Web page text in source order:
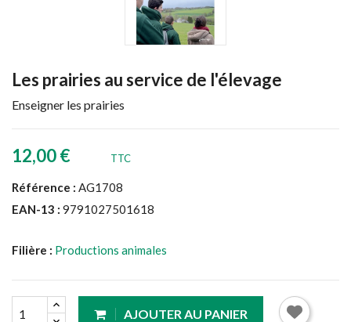
Les prairies au service de l'élevage
Enseigner les prairies
12,00 € TTC
Référence : AG1708
EAN-13 : 9791027501618
Filière : Productions animales
AJOUTER AU PANIER